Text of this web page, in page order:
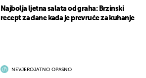
Najbolja ljetna salata od graha: Brzinski
recept za dane kada je prevruće za kuhanje
NEVJEROJATNO OPASNO